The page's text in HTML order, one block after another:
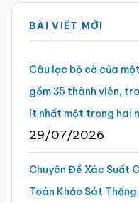
Sidebar
chính
BÀI VIẾT MỚI
Câu lạc bộ cờ của
gồm35 thành viên,
ít nhất một trong hai
29/07/2026
Chuyên Đề Xác Suất
Toán Khảo Sát Thống